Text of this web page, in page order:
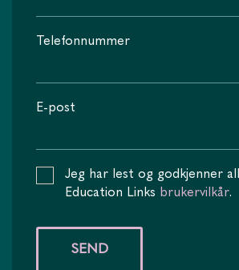
Telefonnummer
E-post
Jeg har lest og godkjenner
Education Links brukervilkår.